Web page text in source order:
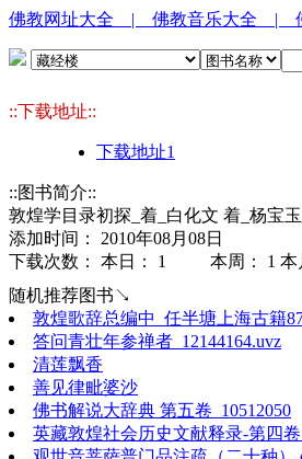
佛教网址大全 | 佛教音乐大全 |
::下载地址::
下载地址1
::图书简介::
敦煌学目录初探_着_白化文 着_杨宝
添加时间： 2010年08月08日
下载次数： 本日： 1 本周： 1 本
随机推荐图书↘
敦煌歌辞总编中_任半塘上海古籍
答问青壮年参禅者_12144164.uvz
清莲飘香
善见律毗婆沙
佛书解说大辞典 第五卷_10512050
英藏敦煌社会历史文献释录-第四